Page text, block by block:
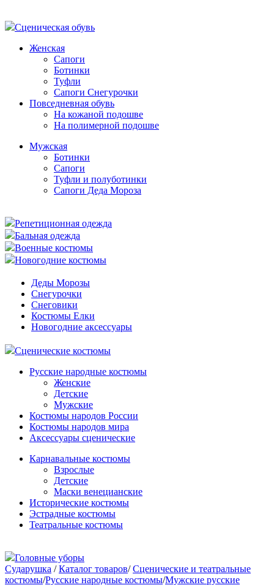
Сценическая обувь
Женская
Сапоги
Ботинки
Туфли
Сапоги Снегурочки
Повседневная обувь
На кожаной подошве
На полимерной подошве
Мужская
Ботинки
Сапоги
Туфли и полуботинки
Сапоги Деда Мороза
Репетиционная одежда
Бальная одежда
Военные костюмы
Новогодние костюмы
Деды Морозы
Снегурочки
Снеговики
Костюмы Елки
Новогодние аксессуары
Сценические костюмы
Русские народные костюмы
Женские
Детские
Мужские
Костюмы народов России
Костюмы народов мира
Аксессуары сценические
Карнавальные костюмы
Взрослые
Детские
Маски венецианские
Исторические костюмы
Эстрадные костюмы
Театральные костюмы
Головные уборы
Сударушка / Каталог товаров/ Сценические и театральные
костюмы/Русские народные костюмы/Мужские русские